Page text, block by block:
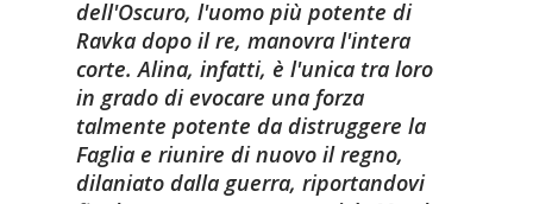
dell'Oscuro, l'uomo più potente di
Ravka dopo il re, manovra l'intera
corte. Alina, infatti, è l'unica tra loro
in grado di evocare una forza
talmente potente da distruggere la
Faglia e riunire di nuovo il regno,
dilaniato dalla guerra, riportandovi